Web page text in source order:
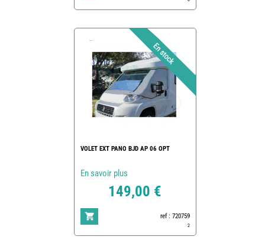
VOLET EXT PANO BJD AP 06 OPT
En savoir plus
149,00 €
ref : 720759
2